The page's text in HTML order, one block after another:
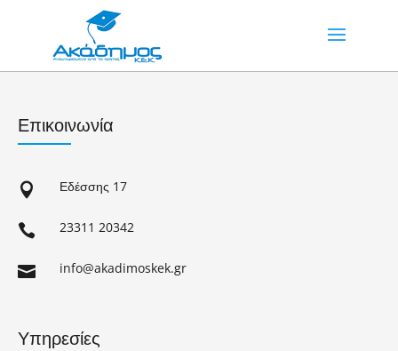
Επικοινωνία
 Εδέσσης 17
 23311 20342
 info@akadimoskek.gr
Υπηρεσίες